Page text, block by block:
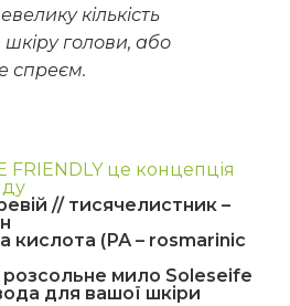
кількість
шкіру голови, або
спреєм.
FRIENDLY це концепція
// тисячелистник –
кислота (РА – rosmarinic
мило Soleseife
для вашої шкіри